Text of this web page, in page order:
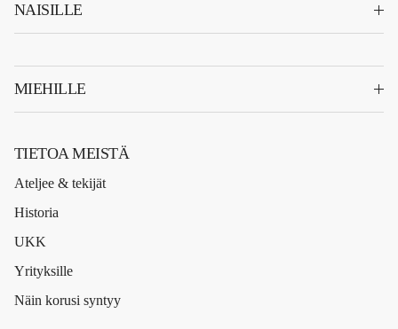
NAISILLE
MIEHILLE
TIETOA MEISTÄ
Ateljee & tekijät
Historia
UKK
Yrityksille
Näin korusi syntyy